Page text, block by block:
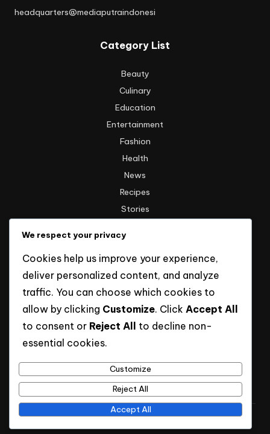
headquarters@mediaputraindonesi
Category List
Beauty
Culinary
Education
Entertainment
Fashion
Health
News
Recipes
Stories
Travel
Uncategorized
Hak Cipta
Kebijakan Privasi
Tentang Kami
We respect your privacy
Cookies help us improve your experience,
deliver personalized content, and analyze
traffic. You can choose which cookies to
allow by clicking Customize. Click Accept All
to consent or Reject All
to decline non-
essential cookies.
Customize
Reject All
Accept All